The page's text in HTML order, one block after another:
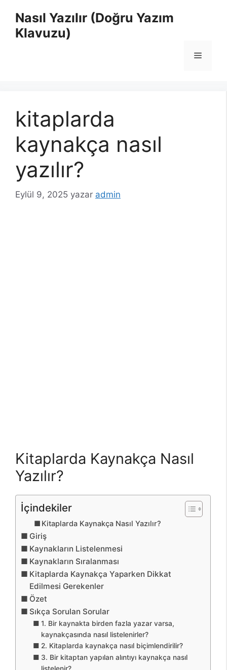
Nasıl Yazılır (Doğru Yazım
Klavuzu)
Menü
kitaplarda
kaynakça nasıl
yazılır?
Eylül 9, 2025 yazar admin
Kitaplarda Kaynakça Nasıl
Yazılır?
İçindekiler
Kitaplarda Kaynakça Nasıl Yazılır?
Giriş
Kaynakların Listelenmesi
Kaynakların Sıralanması
Kitaplarda Kaynakça Yaparken Dikkat
Edilmesi Gerekenler
Özet
Sıkça Sorulan Sorular
1. Bir kaynakta birden fazla yazar varsa,
kaynakçasında nasıl listelenirler?
2. Kitaplarda kaynakça nasıl biçimlendirilir?
3. Bir kitaptan yapılan alıntıyı kaynakça nasıl
listelenir?